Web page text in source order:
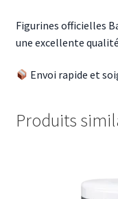
Figurines officielles
une excellente
Envoi rapide et
Produits